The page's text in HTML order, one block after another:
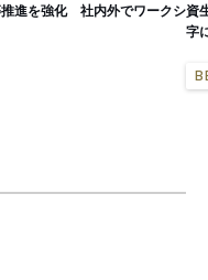
推進を強化 社内外でワークシ資
字